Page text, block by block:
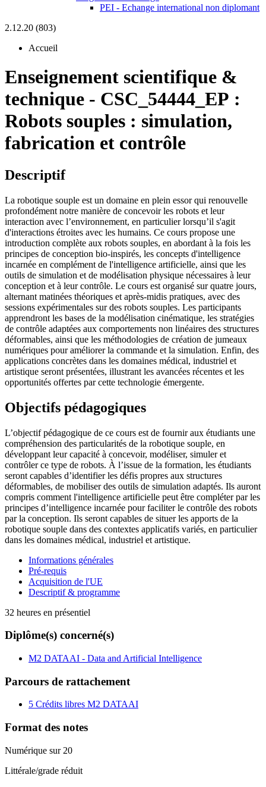
PEI - Echange international non diplomant
2.12.20 (803)
Accueil
Enseignement scientifique &
technique - CSC_54444_EP :
Robots souples : simulation,
fabrication et contrôle
Descriptif
La robotique souple est un domaine en plein essor qui renouvelle
profondément notre manière de concevoir les robots et leur
interaction avec l’environnement, en particulier lorsqu’il s'agit
d'interactions étroites avec les humains. Ce cours propose une
introduction complète aux robots souples, en abordant à la fois les
principes de conception bio-inspirés, les concepts d'intelligence
incarnée en complément de l'intelligence artificielle, ainsi que les
outils de simulation et de modélisation physique nécessaires à leur
conception et à leur contrôle. Le cours est organisé sur quatre jours,
alternant matinées théoriques et après-midis pratiques, avec des
sessions expérimentales sur des robots souples. Les participants
apprendront les bases de la modélisation cinématique, les stratégies
de contrôle adaptées aux comportements non linéaires des structures
déformables, ainsi que les méthodologies de création de jumeaux
numériques pour améliorer la commande et la simulation. Enfin, des
applications concrètes dans les domaines médical, industriel et
artistique seront présentées, illustrant les avancées récentes et les
opportunités offertes par cette technologie émergente.
Objectifs pédagogiques
L’objectif pédagogique de ce cours est de fournir aux étudiants une
compréhension des particularités de la robotique souple, en
développant leur capacité à concevoir, modéliser, simuler et
contrôler ce type de robots. À l’issue de la formation, les étudiants
seront capables d’identifier les défis propres aux structures
déformables, de mobiliser des outils de simulation adaptés. Ils auront
compris comment l'intelligence artificielle peut être compléter par les
principes d’intelligence incarnée pour faciliter le contrôle des robots
par la conception. Ils seront capables de situer les apports de la
robotique souple dans des contextes applicatifs variés, en particulier
dans les domaines médical, industriel et artistique.
Informations générales
Pré-requis
Acquisition de l'UE
Descriptif & programme
32 heures en présentiel
Diplôme(s) concerné(s)
M2 DATAAI - Data and Artificial Intelligence
Parcours de rattachement
5 Crédits libres M2 DATAAI
Format des notes
Numérique sur 20
Littérale/grade réduit